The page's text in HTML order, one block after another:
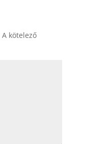
A kötelező